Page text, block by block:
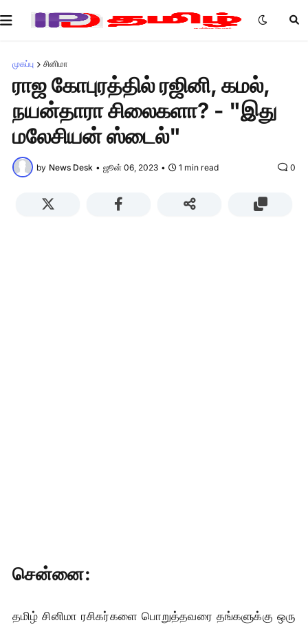
முகப்பு சினிமா
ராஜ கோபுரத்தில் ரஜினி, கமல்,
நயன்தாரா சிலைகளா? - "இது
மலேசியன் ஸ்டைல்"
by News Desk • ஜூன் 06, 2023 • 1 min read 0
சென்னை:
தமிழ் சினிமா ரசிகர்களை பொறுத்தவரை தங்களுக்கு ஒரு